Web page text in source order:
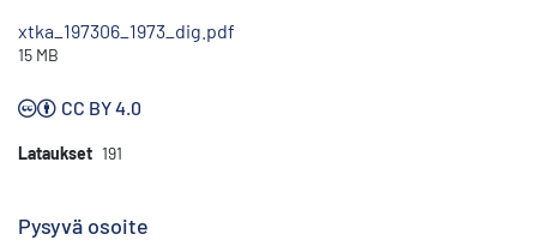
xtka_197306_1973_dig.pdf
15 MB
CC BY 4.0
Lataukset 191
Pysyvä osoite